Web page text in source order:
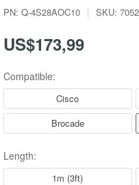
PN: Q-4S28AOC10 | SKU:
US$173,99
Compatible:
Cisco
Brocade
Length:
1m (3ft)